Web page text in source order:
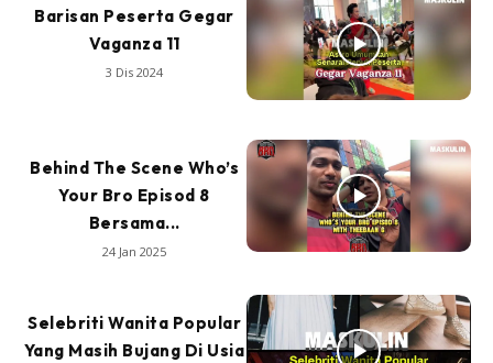
Barisan Peserta Gegar
Vaganza 11
3 Dis 2024
Behind The Scene Who’s
Your Bro Episod 8
Bersama...
24 Jan 2025
Selebriti Wanita Popular
Yang Masih Bujang Di Usia